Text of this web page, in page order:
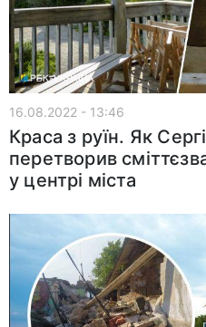
16.08.2022 - 13:46
Краса з руїн. Як
перетворив
у центрі міста